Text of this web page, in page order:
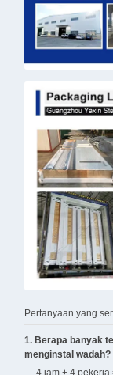
Pertanyaan yang
1. Berapa banyak
menginstal wadah?